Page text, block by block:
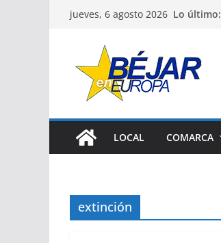
Saltarjueves, 6 agosto 2026 Lo último:
LOCAL COMARCA
extinción